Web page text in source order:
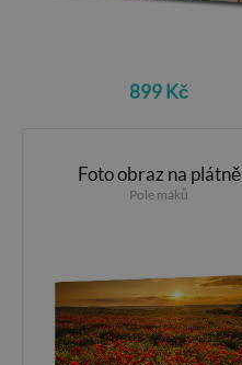
899 Kč
Foto obraz na plátně
Pole máků